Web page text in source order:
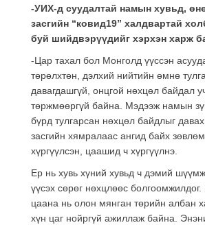
-УИХ-д суудалтай намын хувьд,
засгийн “ковид19” халдвартай
буй шийдвэрүүдийг хэрхэн харж
-Цар тахал бол Монголд үүссэн
төрөлхтөн, дэлхий нийтийн өмнө
давагдашгүй, онцгой нөхцөл байдал
төржмөөргүй байна. Мэдээж намын
бүрд тулгарсан нөхцөл байдлыг
засгийн хямралаас ангид байх
хүргүүлсэн, цаашид ч хүргүүлнэ.
Ер нь хувь хүний хувьд ч дэмий
үүсэх сөрөг нөхцлөөс болгоомжилдог.
цаана нь олон мянган төрийн албан
хүн цаг нойргүй ажиллаж байна.